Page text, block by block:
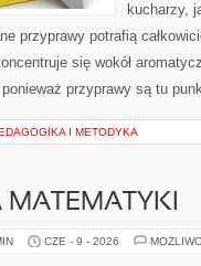
kucharzy,
przyprawy potrafią
się wokół
przyprawy są tu
I METODYKA
MATEMATYKI
CZE - 9 - 2026